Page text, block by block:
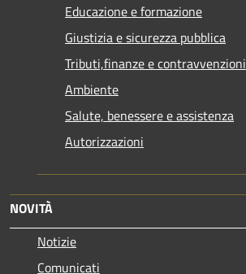
Educazione e formazione
Giustizia e sicurezza pubblica
Tributi,finanze e contravvenzioni
Ambiente
Salute, benessere e assistenza
Autorizzazioni
NOVITÀ
Notizie
Comunicati